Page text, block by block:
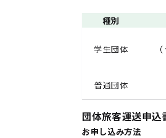
種別
学生団体
普通団体
団体旅客運送申込
お申し込み方法